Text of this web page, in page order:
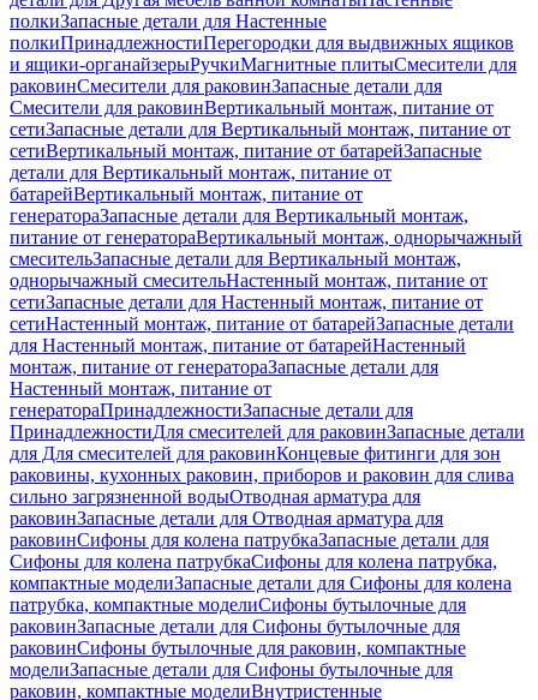
полкиЗапасные детали для Настенные
полкиПринадлежностиПерегородки для выдвижных ящиков
и ящики-органайзерыРучкиМагнитные плитыСмесители для
раковинСмесители для раковинЗапасные детали для
Смесители для раковинВертикальный монтаж, питание от
сетиЗапасные детали для Вертикальный монтаж, питание от
сетиВертикальный монтаж, питание от батарейЗапасные
детали для Вертикальный монтаж, питание от
батарейВертикальный монтаж, питание от
генератораЗапасные детали для Вертикальный монтаж,
питание от генератораВертикальный монтаж, однорычажный
смесительЗапасные детали для Вертикальный монтаж,
однорычажный смесительНастенный монтаж, питание от
сетиЗапасные детали для Настенный монтаж, питание от
сетиНастенный монтаж, питание от батарейЗапасные детали
для Настенный монтаж, питание от батарейНастенный
монтаж, питание от генератораЗапасные детали для
Настенный монтаж, питание от
генератораПринадлежностиЗапасные детали для
ПринадлежностиДля смесителей для раковинЗапасные детали
для Для смесителей для раковинКонцевые фитинги для зон
раковины, кухонных раковин, приборов и раковин для слива
сильно загрязненной водыОтводная арматура для
раковинЗапасные детали для Отводная арматура для
раковинСифоны для колена патрубкаЗапасные детали для
Сифоны для колена патрубкаСифоны для колена патрубка,
компактные моделиЗапасные детали для Сифоны для колена
патрубка, компактные моделиСифоны бутылочные для
раковинЗапасные детали для Сифоны бутылочные для
раковинСифоны бутылочные для раковин, компактные
моделиЗапасные детали для Сифоны бутылочные для
раковин, компактные моделиВнутристенные